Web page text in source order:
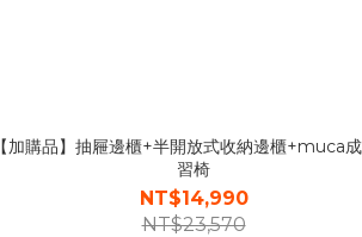
【加購品】抽屜邊櫃+半開放式收納邊櫃+muca
習椅
NT$14,990
NT$23,570